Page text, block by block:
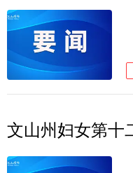
文山州妇女第十